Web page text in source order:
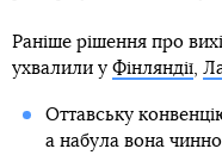
Раніше рішення про
ухвалили у Фінляндії
Оттавську
а набула вона